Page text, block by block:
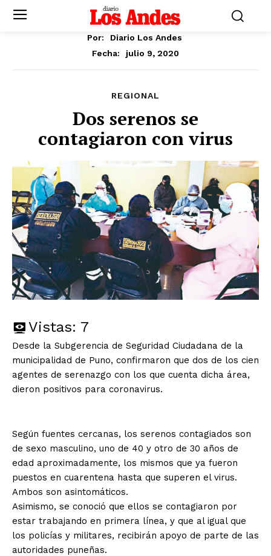
Por:
Diario Los Andes
Fecha:
julio 9, 2020
REGIONAL
Dos serenos se
contagiaron con virus
Vistas: 7
Desde la Subgerencia de Seguridad Ciudadana de la
municipalidad de Puno, confirmaron que dos de los cien
agentes de serenazgo con los que cuenta dicha área,
dieron positivos para coronavirus.
Según fuentes cercanas, los serenos contagiados son
de sexo masculino, uno de 40 y otro de 30 años de
edad aproximadamente, los mismos que ya fueron
puestos en cuarentena hasta que superen el virus.
Ambos son asintomáticos.
Asimismo, se conoció que ellos se contagiaron por
estar trabajando en primera línea, y que al igual que
los policías y militares, recibirán apoyo de parte de las
autoridades puneñas.